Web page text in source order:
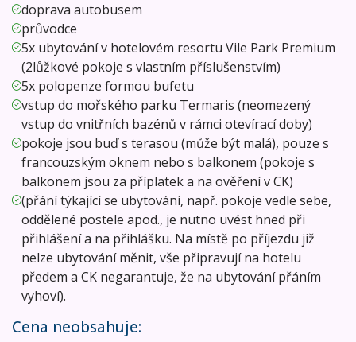
doprava autobusem
průvodce
5x ubytování v hotelovém resortu Vile Park Premium
(2lůžkové pokoje s vlastním příslušenstvím)
5x polopenze formou bufetu
vstup do mořského parku Termaris (neomezený
vstup do vnitřních bazénů v rámci otevírací doby)
pokoje jsou buď s terasou (může být malá), pouze s
francouzským oknem nebo s balkonem (pokoje s
balkonem jsou za příplatek a na ověření v CK)
(přání týkající se ubytování, např. pokoje vedle sebe,
oddělené postele apod., je nutno uvést hned při
přihlášení a na přihlášku. Na místě po příjezdu již
nelze ubytování měnit, vše připravují na hotelu
předem a CK negarantuje, že na ubytování přáním
vyhoví).
Cena neobsahuje: